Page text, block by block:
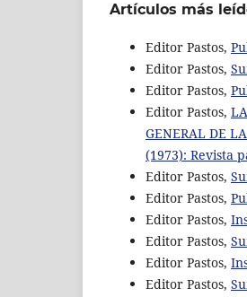
Artículos más
Editor Pastos,
Editor Pastos,
Editor Pastos,
Editor Pastos,
GENERAL DE
(1973): Revista
Editor Pastos,
Editor Pastos,
Editor Pastos,
Editor Pastos,
Editor Pastos,
Editor Pastos,